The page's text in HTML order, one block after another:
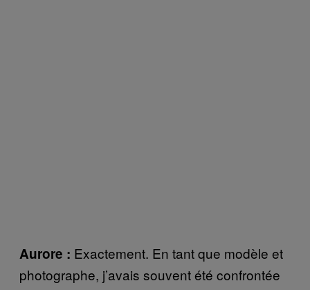
Aurore : Exactement. En tant que modèle et
photographe, j’avais souvent été confrontée